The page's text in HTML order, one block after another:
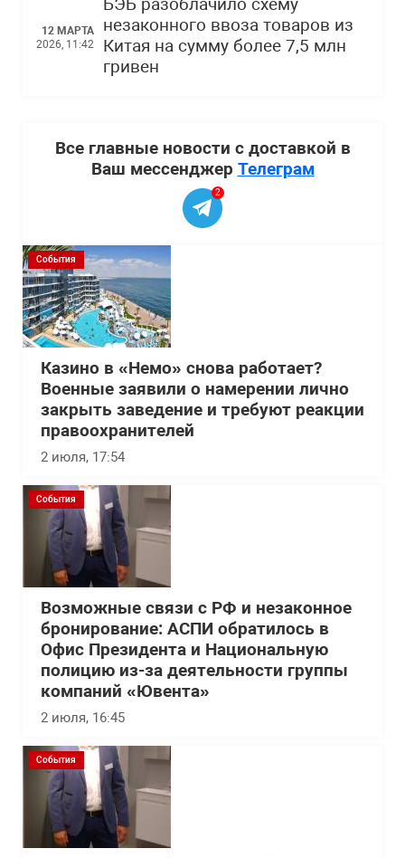
12 МАРТА
2026, 11:42
БЭБ разоблачило схему
незаконного ввоза товаров из
Китая на сумму более 7,5 млн
гривен
Все главные новости с доставкой в
Ваш мессенджер Телеграм
2
События
Казино в «Немо» снова работает?
Военные заявили о намерении лично
закрыть заведение и требуют реакции
правоохранителей
2 июля, 17:54
События
Возможные связи с РФ и незаконное
бронирование: АСПИ обратилось в
Офис Президента и Национальную
полицию из-за деятельности группы
компаний «Ювента»
2 июля, 16:45
События